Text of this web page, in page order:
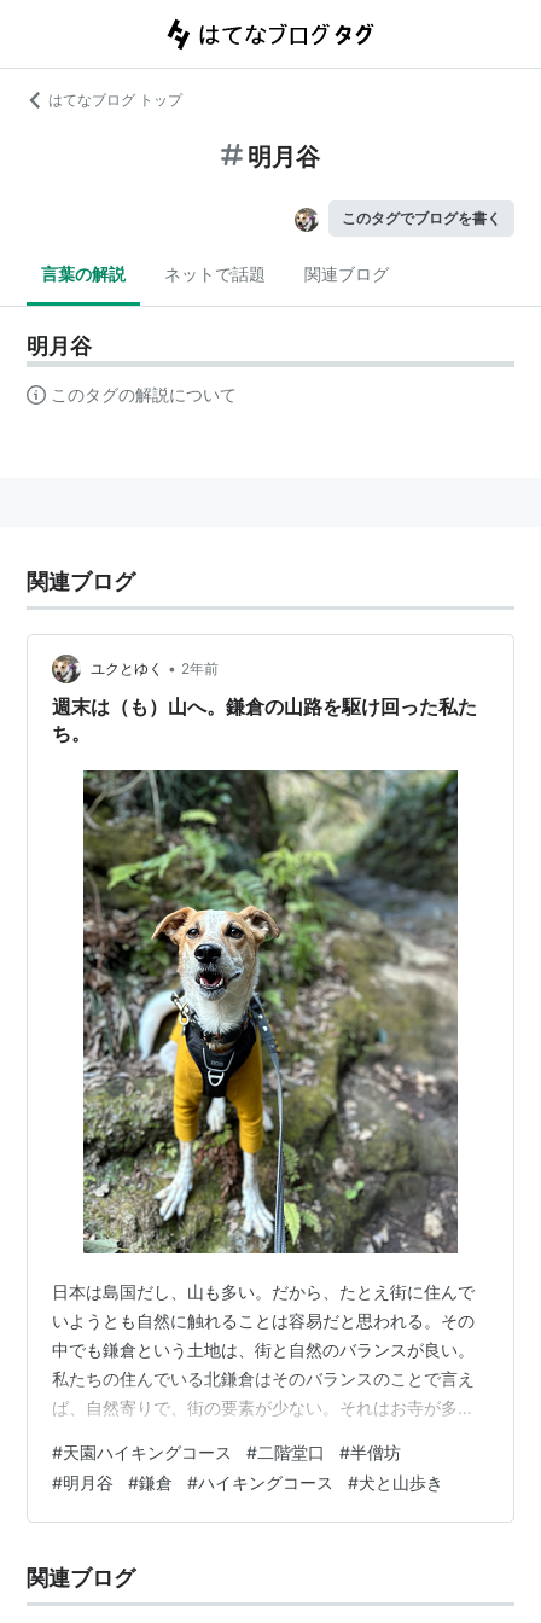
はてなブログ トップ
明月谷
このタグでブログを書く
言葉の解説 ネットで話題 関連ブログ
明月谷
このタグの解説について
関連ブログ
ユクとゆく • 2年前
週末は（も）山へ。鎌倉の山路を駆け回った私た
ち。
日本は島国だし、山も多い。だから、たとえ街に住んで
いようとも自然に触れることは容易だと思われる。その
中でも鎌倉という土地は、街と自然のバランスが良い。
私たちの住んでいる北鎌倉はそのバランスのことで言え
ば、自然寄りで、街の要素が少ない。それはお寺が多
多いようだ。 山、行こうぜ。 毎日犬と散歩に出かける身
としては、すぐに山の中に行けるのはありがたい。道路
を渡るときでさえ、自動車を蹴散らすように威嚇しなが
は特にそうだ。 私は虫が大の苦手だ。子供の頃はカマキ
リを捕まえたり、イモムシを多量に集めたり、カブ…
#天園ハイキングコース #二階堂口 #半僧坊
#明月谷 #鎌倉 #ハイキングコース #犬と山歩き
関連ブログ